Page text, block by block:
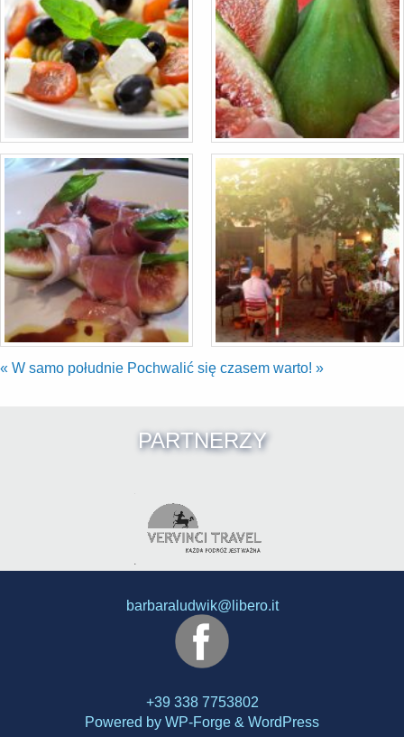
« W samo południe Pochwalić się czasem warto! »
PARTNERZY
barbaraludwik@libero.it
+39 338 7753802
Powered by WP-Forge & WordPress